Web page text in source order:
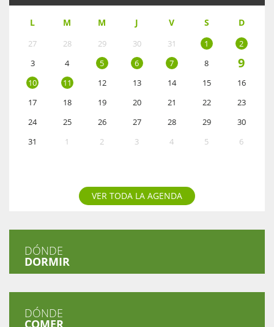
L M M J V S D
27 28 29 30 31 1
2
3
4 5 6 7 8 9
10 11 12 13 14 15
16
17
18 19 20 21 22
23
24
25 26 27 28 29
30
31
1 2 3 4 5 6
VER TODA LA AGENDA
DÓNDE
DORMIR
DÓNDE
COMER